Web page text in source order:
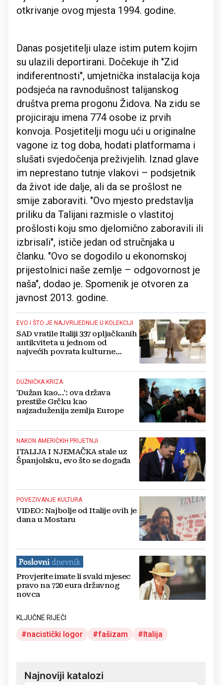
otkrivanje ovog mjesta 1994. godine.
Danas posjetitelji ulaze istim putem kojim
su ulazili deportirani. Dočekuje ih "Zid
indiferentnosti", umjetnička instalacija koja
podsjeća na ravnodušnost talijanskog
društva prema progonu Židova. Na zidu se
projiciraju imena 774 osobe iz prvih
konvoja. Posjetitelji mogu ući u originalne
vagone iz tog doba, hodati platformama i
slušati svjedočenja preživjelih. Iznad glave
im neprestano tutnje vlakovi – podsjetnik
da život ide dalje, ali da se prošlost ne
smije zaboraviti. "Ovo mjesto predstavlja
priliku da Talijani razmisle o vlastitoj
prošlosti koju smo djelomično zaboravili ili
izbrisali", ističe jedan od stručnjaka u
članku. "Ovo se dogodilo u ekonomskoj
prijestolnici naše zemlje – odgovornost je
naša", dodao je. Spomenik je otvoren za
javnost 2013. godine.
EVO I ŠTO JE NAJVRIJEDNIJE U KOLEKCIJI
SAD vratile Italiji 337 opljačkanih
antikviteta u jednom od
najvećih povrata kulturne
DUŽNIČKA KRIZA
'Dužan kao...': ova država
prestiže Grčku kao
najzaduženija zemlja Europe
NAKON AMERIČKIH PRIJETNJI
ITALIJA I NJEMAČKA stale uz
Španjolsku, evo što se događa
POVEZIVANJE KULTURA
VIDEO: Najbolje od Italije ovih je
dana u Mostaru
Provjerite imate li svaki mjesec
pravo na 720 eura državnog
novca
KLJUČNE RIJEČI
nacistički logor fašizam Italija